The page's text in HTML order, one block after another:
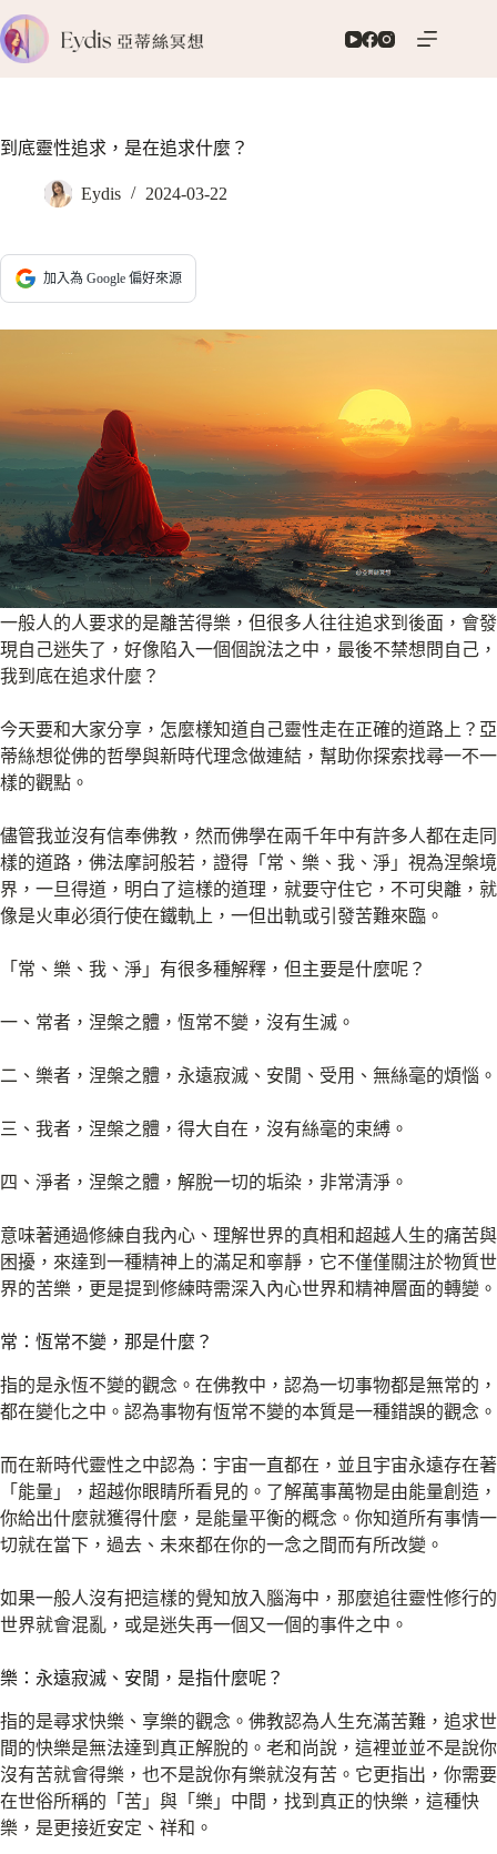
跳
至
主
容
到底靈性追求，是在追求什麼？
Eydis 2024-03-22
加入為 Google 偏好來源
一般人的人要求的是離苦得樂，但很多人往往追求到後面，會發
現自己迷失了，好像陷入一個個說法之中，最後不禁想問自己，
我到底在追求什麼？
今天要和大家分享，怎麼樣知道自己靈性走在正確的道路上？亞
蒂絲想從佛的哲學與新時代理念做連結，幫助你探索找尋一不一
樣的觀點。
儘管我並沒有信奉佛教，然而佛學在兩千年中有許多人都在走同
樣的道路，佛法摩訶般若，證得「常、樂、我、淨」視為涅槃境
界，一旦得道，明白了這樣的道理，就要守住它，不可臾離，就
像是火車必須行使在鐵軌上，一但出軌或引發苦難來臨。
「常、樂、我、淨」有很多種解釋，但主要是什麼呢？
一、常者，涅槃之體，恆常不變，沒有生滅。
二、樂者，涅槃之體，永遠寂滅、安閒、受用、無絲毫的煩惱。
三、我者，涅槃之體，得大自在，沒有絲毫的束縛。
四、淨者，涅槃之體，解脫一切的垢染，非常清淨。
意味著通過修練自我內心、理解世界的真相和超越人生的痛苦與
困擾，來達到一種精神上的滿足和寧靜，它不僅僅關注於物質世
界的苦樂，更是提到修練時需深入內心世界和精神層面的轉變。
常：恆常不變，那是什麼？
指的是永恆不變的觀念。在佛教中，認為一切事物都是無常的，
都在變化之中。認為事物有恆常不變的本質是一種錯誤的觀念。
而在新時代靈性之中認為：宇宙一直都在，並且宇宙永遠存在著
「能量」，超越你眼睛所看見的。了解萬事萬物是由能量創造，
你給出什麼就獲得什麼，是能量平衡的概念。你知道所有事情一
切就在當下，過去、未來都在你的一念之間而有所改變。
如果一般人沒有把這樣的覺知放入腦海中，那麼追往靈性修行的
世界就會混亂，或是迷失再一個又一個的事件之中。
樂：永遠寂滅、安閒，是指什麼呢？
指的是尋求快樂、享樂的觀念。佛教認為人生充滿苦難，追求世
間的快樂是無法達到真正解脫的。老和尚說，這裡並並不是說你
沒有苦就會得樂，也不是說你有樂就沒有苦。它更指出，你需要
在世俗所稱的「苦」與「樂」中間，找到真正的快樂，這種快
樂，是更接近安定、祥和。